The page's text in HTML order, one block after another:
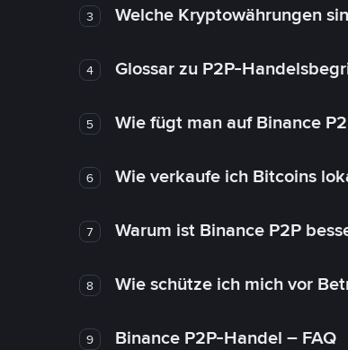
3 Welche Kryptowährungen
4 Glossar zu P2P-
5 Wie fügt man auf Binance
6 Wie verkaufe ich Bitcoins
7 Warum ist Binance P2P
8 Wie schütze ich mich vor
9 Binance P2P-Handel – FAQ